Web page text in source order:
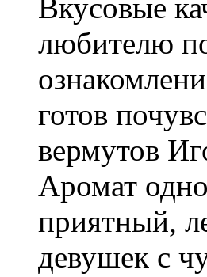
Вкусовые
любителю
готов
вермутов
Аромат
приятный,
девушек с